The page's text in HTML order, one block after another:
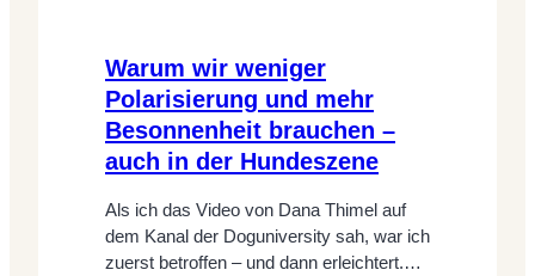
Warum wir weniger
Polarisierung und mehr
Besonnenheit brauchen –
auch in der Hundeszene
Als ich das Video von Dana Thimel auf
dem Kanal der Doguniversity sah, war ich
zuerst betroffen – und dann erleichtert.